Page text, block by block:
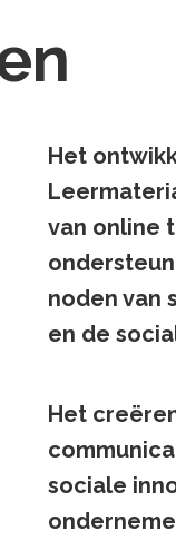
Het
van online
noden van
en de
Het
sociale